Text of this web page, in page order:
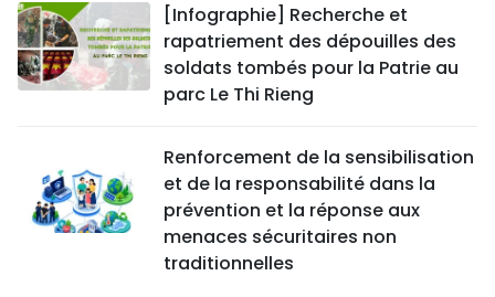
[Infographie] Recherche et
rapatriement des dépouilles des
soldats tombés pour la Patrie au
parc Le Thi Rieng
Renforcement de la sensibilisation
et de la responsabilité dans la
prévention et la réponse aux
menaces sécuritaires non
traditionnelles